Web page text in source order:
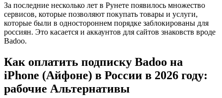
За последние несколько лет в Рунете появилось множество
сервисов, которые позволяют покупать товары и услуги,
которые были в одностороннем порядке заблокированы для
россиян. Это касается и аккаунтов для сайтов знаковств вроде
Badoo.
Как оплатить подписку Badoo на
iPhone (Айфоне) в России в 2026 году:
рабочие Альтернативы